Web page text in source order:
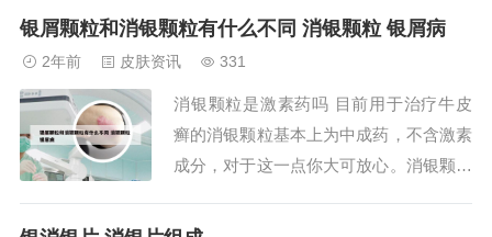
晶体汞为菱面体状。液体呈小珠分散，或
或锡白色，金属光泽，不透明。2、呼吸
系统症...
银屑颗粒和消银颗粒有什么不同 消银颗粒 银屑病
2年前 皮肤资讯 331
消银颗粒是激素药吗 目前用于治疗牛皮
癣的消银颗粒基本上为中成药，不含激素
成分，对于这一点你大可放心。消银颗粒
构成，为棕褐色的颗粒；味甜、微苦。消